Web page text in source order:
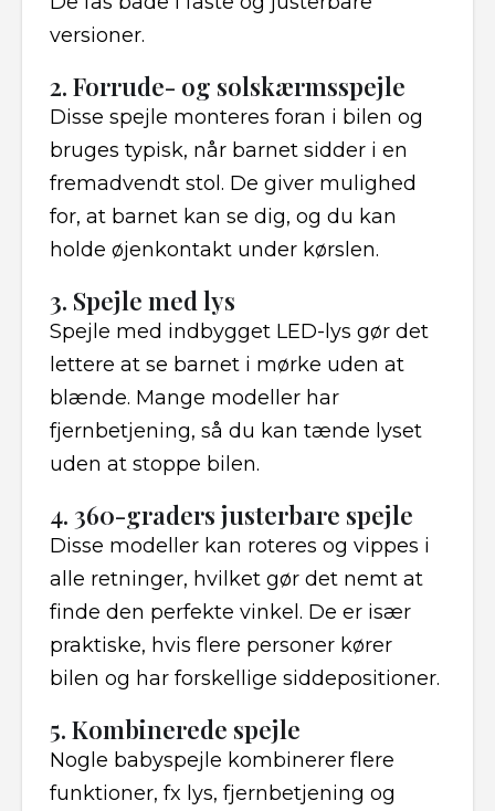
versioner.
2. Forrude- og solskærmsspejle
Disse spejle monteres foran i bilen og
bruges typisk, når barnet sidder i en
fremadvendt stol. De giver mulighed
for, at barnet kan se dig, og du kan
holde øjenkontakt under kørslen.
3. Spejle med lys
Spejle med indbygget LED-lys gør det
lettere at se barnet i mørke uden at
blænde. Mange modeller har
fjernbetjening, så du kan tænde lyset
uden at stoppe bilen.
4. 360-graders justerbare spejle
Disse modeller kan roteres og vippes i
alle retninger, hvilket gør det nemt at
finde den perfekte vinkel. De er især
praktiske, hvis flere personer kører
bilen og har forskellige siddepositioner.
5. Kombinerede spejle
Nogle babyspejle kombinerer flere
funktioner, fx lys, fjernbetjening og